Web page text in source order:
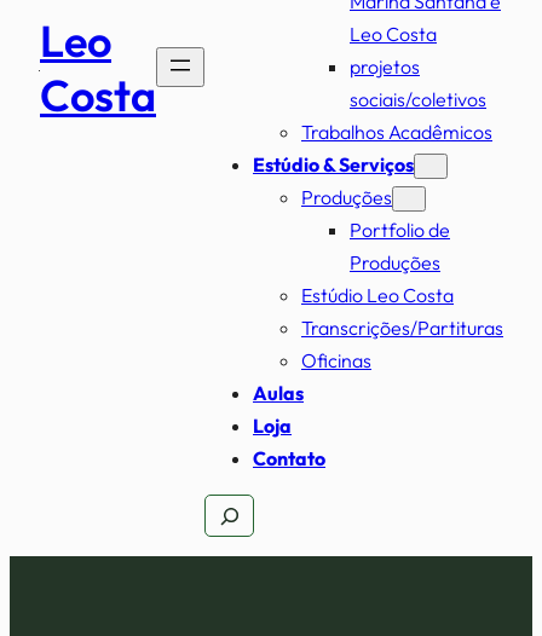
Leo
Costa
Leo Costa
projetos
sociais/coletivos
Trabalhos Acadêmicos
Estúdio & Serviços
Produções
Portfolio de
Produções
Estúdio Leo Costa
Transcrições/Partituras
Oficinas
Aulas
Loja
Contato
Pesquisar